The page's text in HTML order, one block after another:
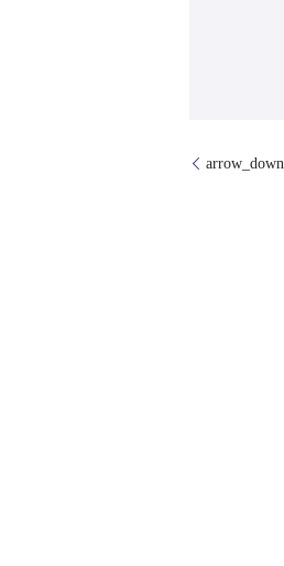
arrow_down